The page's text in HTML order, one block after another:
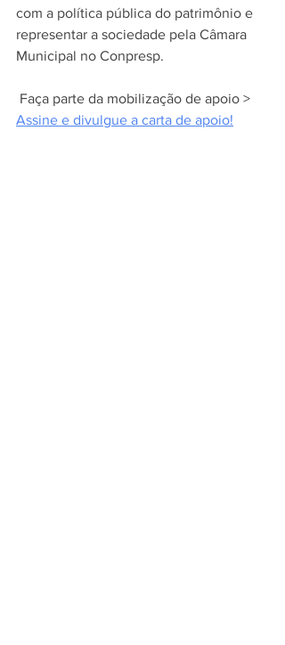
com a política pública do patrimônio e
representar a sociedade pela Câmara
Municipal no Conpresp.
Faça parte da mobilização de apoio >
Assine e divulgue a carta de apoio!